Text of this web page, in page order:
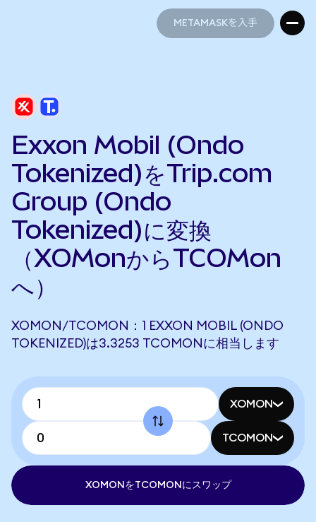
METAMASKを入手
Exxon Mobil (Ondo
Tokenized)をTrip.com
Group (Ondo
Tokenized)に変換
（XOMonからTCOMon
へ）
XOMON/TCOMON：1 EXXON MOBIL (ONDO
TOKENIZED)は3.3253 TCOMONに相当します
XOMON
TCOMON
XOMONをTCOMONにスワップ